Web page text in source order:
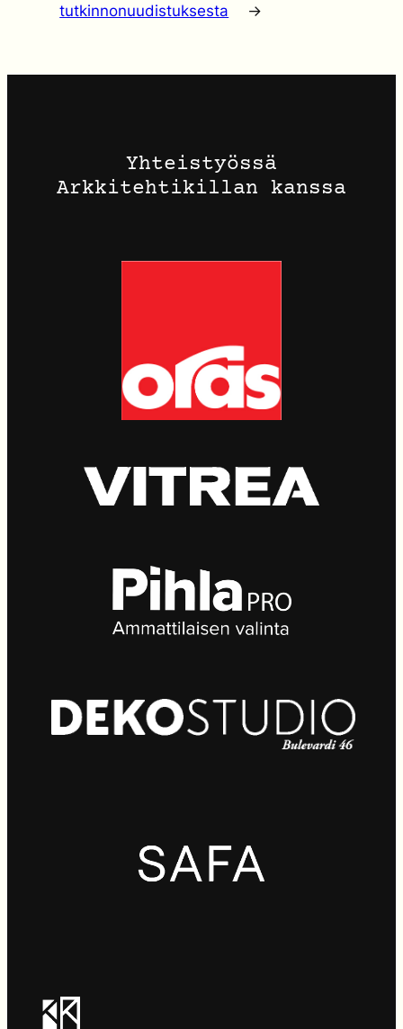
tutkinnonuudistuksesta
→
Yhteistyössä
Arkkitehtikillan kanssa